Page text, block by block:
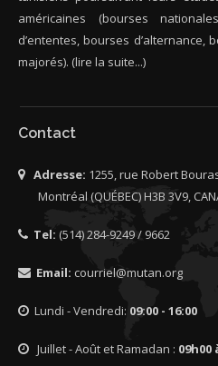
américaines (bourses
d’ententes, bourses d’alternance,
majorés). (lire la suite...)
Contact
Adresse: 1255, rue Robert
Montréal (QUÉBEC) H3B 3V9,
Tel: (514) 284-9249 / 9662
Email: courriel@mutan.org
Lundi - Vendredi: 09:00 - 16:00
Juillet - Août et Ramadan : 09h00